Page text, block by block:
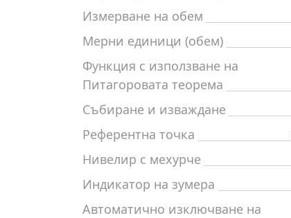
Измерване на обем
Мерни единици (обем)
Функция с използване на
Питагоровата теорема
Събиране и изваждане
Референтна точка
Нивелир с мехурче
Индикатор на зумера
Автоматично изключване на